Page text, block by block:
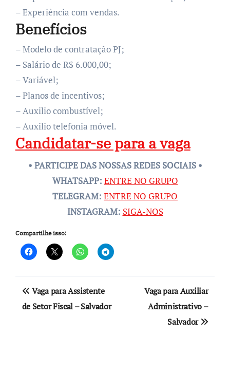
– Experiência com vendas.
Benefícios
– Modelo de contratação PJ;
– Salário de R$ 6.000,00;
– Variável;
– Planos de incentivos;
– Auxilio combustível;
– Auxilio telefonia móvel.
Candidatar-se para a vaga
• PARTICIPE DAS NOSSAS REDES SOCIAIS •
WHATSAPP: ENTRE NO GRUPO
TELEGRAM: ENTRE NO GRUPO
INSTAGRAM: SIGA-NOS
Compartilhe isso:
Navegação
de
Vaga para Assistente
de Setor Fiscal – Salvador
Vaga para Auxiliar
Administrativo –
Salvador